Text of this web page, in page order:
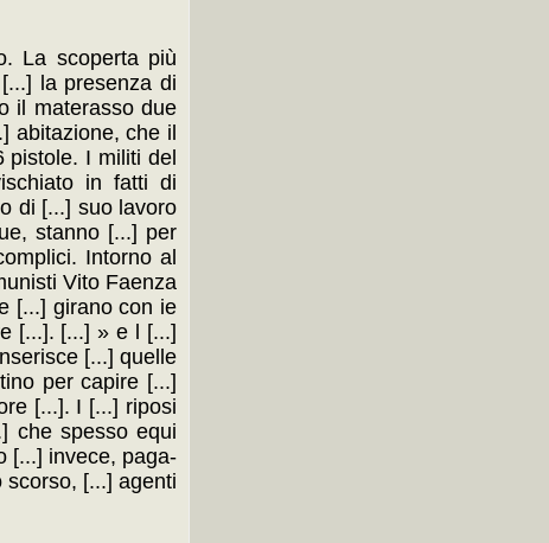
La scoperta più
la presenza di
il materasso due
abitazione, che il
pistole. I militi del
in fatti di
di [...] suo lavoro
stanno [...] per
Intorno al
Vito Faenza
[...] girano con ie
[...]. [...] » e l [...]
[...] quelle
per capire [...]
[...]. I [...] riposi
che spesso equi
[...] invece, paga-
[...] agenti